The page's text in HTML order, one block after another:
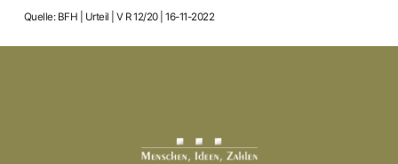
Quelle: BFH | Urteil | V R 12/20 | 16-11-2022